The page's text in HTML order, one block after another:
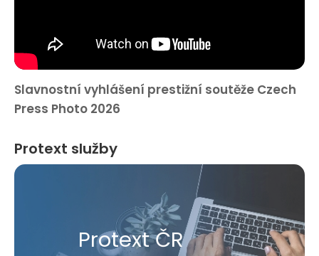
Slavnostní vyhlášení prestižní soutěže Czech
Press Photo 2026
Protext služby
Protext ČR